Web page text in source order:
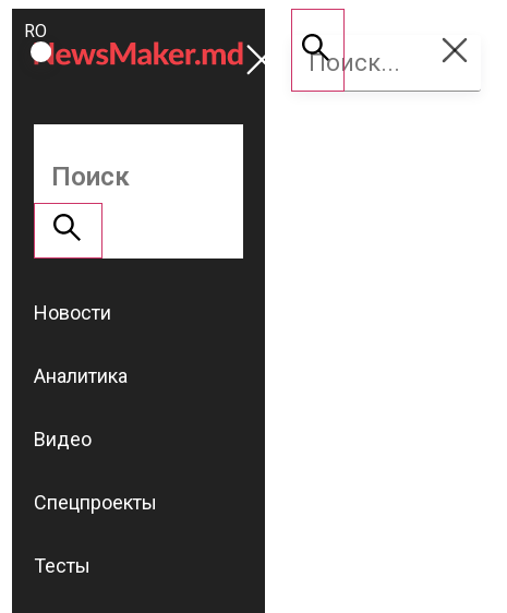
ROMÂNĂ
RU
Поддержать
NM
Новости
Аналитика
Видео
Спецпроекты
Тесты